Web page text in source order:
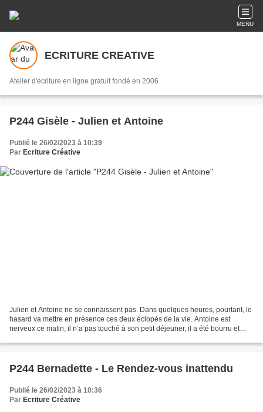
MENU
ECRITURE CREATIVE
Atelier d'écriture en ligne gratuit fondé en 2006
P244 Gisèle - Julien et Antoine
Publié le 26/02/2023 à 10:39
Par Ecriture Créative
Julien et Antoine ne se connaissent pas. Dans quelques heures, pourtant, le
hasard va mettre en présence ces deux éclopés de la vie. Antoine est
nerveux ce matin, il n’a pas touché à son petit déjeuner, il a été bourru et
P244 Bernadette - Le Rendez-vous inattendu
Publié le 26/02/2023 à 10:36
Par Ecriture Créative